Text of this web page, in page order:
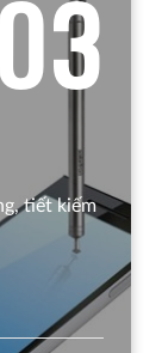
03
tiết kiếm